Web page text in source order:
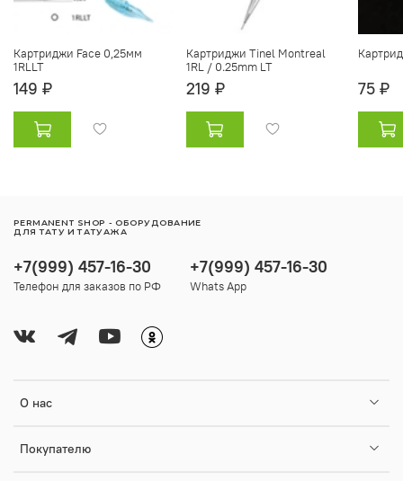
Картриджи Face 0,25мм
1RLLT
149 ₽
Картриджи Tinel Montreal
1RL / 0.25mm LT
219 ₽ 75 ₽
О нас
Покупателю
+7(999) 457-16-30
Телефон для заказов по РФ
+7(999) 457-16-30
Whats App
PERMANENT SHOP - ОБОРУДОВАНИЕ
ДЛЯ ТАТУ И ТАТУАЖА